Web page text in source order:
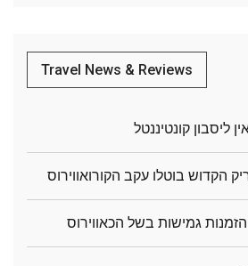
Travel News & Reviews
ליסבון קונטיננטל
הקדוש בוטלו עקב הקורואווירוס
הזמנות גמישות בשל הכאווירוס